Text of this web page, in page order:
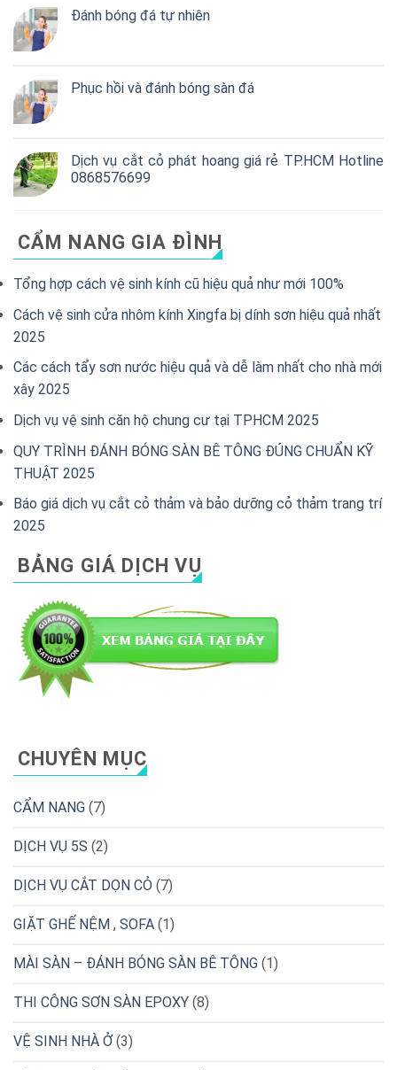
Đánh bóng đá tự nhiên
Phục hồi và đánh bóng sàn đá
Dịch vụ cắt cỏ phát hoang giá rẻ TP.HCM Hotline
0868576699
CẨM NANG GIA ĐÌNH
Tổng hợp cách vệ sinh kính cũ hiệu quả như mới 100%
Cách vệ sinh cửa nhôm kính Xingfa bị dính sơn hiệu quả nhất
2025
Các cách tẩy sơn nước hiệu quả và dễ làm nhất cho nhà mới
xây 2025
Dịch vụ vệ sinh căn hộ chung cư tại TPHCM 2025
QUY TRÌNH ĐÁNH BÓNG SÀN BÊ TÔNG ĐÚNG CHUẨN KỸ
THUẬT 2025
Báo giá dịch vụ cắt cỏ thảm và bảo dưỡng cỏ thảm trang trí
2025
BẢNG GIÁ DỊCH VỤ
CHUYÊN MỤC
CẨM NANG (7)
DỊCH VỤ 5S (2)
DỊCH VỤ CẮT DỌN CỎ (7)
GIẶT GHẾ NỆM , SOFA (1)
MÀI SÀN – ĐÁNH BÓNG SÀN BÊ TÔNG (1)
THI CÔNG SƠN SÀN EPOXY (8)
VỆ SINH NHÀ Ở (3)